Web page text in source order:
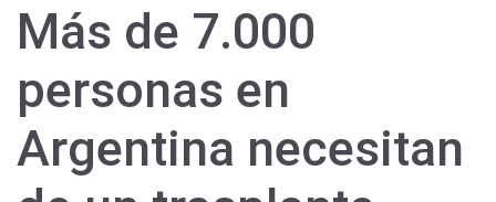
Más de 7.000
personas en
Argentina necesitan